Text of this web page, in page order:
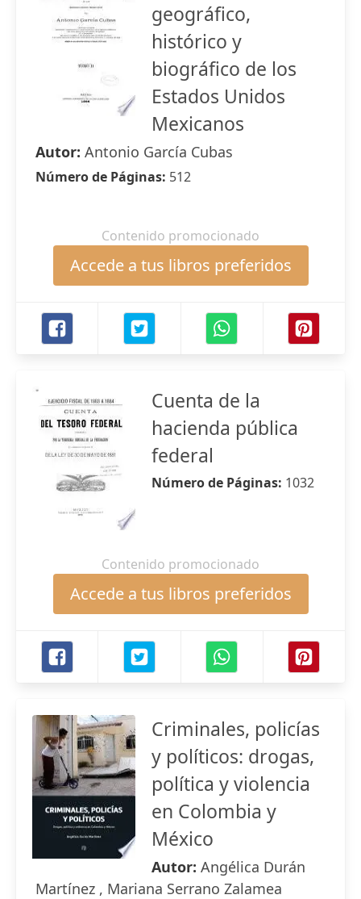
geográfico,
histórico y
biográfico de los
Estados Unidos
Mexicanos
Autor: Antonio García Cubas
Número de Páginas: 512
Contenido promocionado
Accede a tus libros preferidos
Cuenta de la
hacienda pública
federal
Número de Páginas: 1032
Contenido promocionado
Accede a tus libros preferidos
Criminales, policías
y políticos: drogas,
política y violencia
en Colombia y
México
Autor: Angélica Durán
Martínez , Mariana Serrano Zalamea